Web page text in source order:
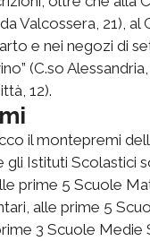
Valcossera, 21), al
e nei negozi di
(C.so Alessandria,
12).
il montepremi
gli Istituti Scolastici
prime 5 Scuole
alle prime 5
3 Scuole Medie